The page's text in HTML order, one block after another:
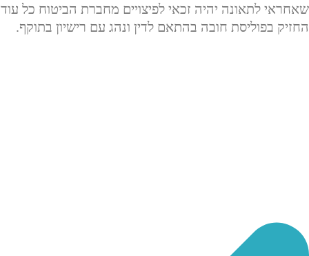
שאחראי לתאונה יהיה זכאי לפיצויים מחברת הביטוח כל עוד
החזיק בפוליסת חובה בהתאם לדין ונהג עם רישיון בתוקף.